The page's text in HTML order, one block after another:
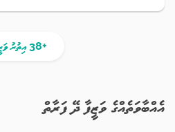
+38 އިތުރު ވަޒީފާ
އެއްބާވަތެއްގެ ވަޒީފާ ދޭ ފަރާތް